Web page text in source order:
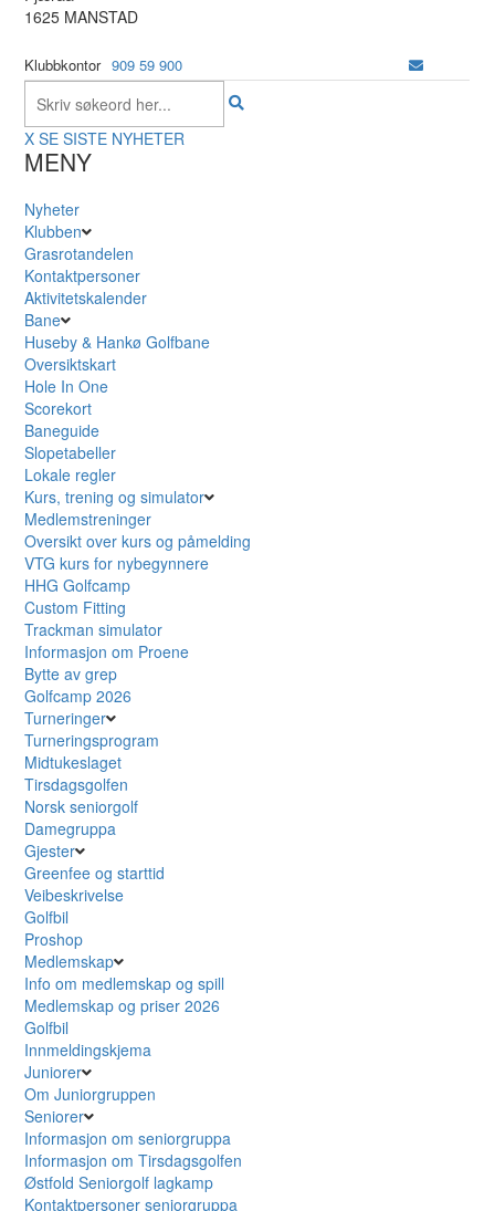
1625 MANSTAD
Klubbkontor 909 59 900
X SE SISTE NYHETER
MENY
Nyheter
Klubben
Grasrotandelen
Kontaktpersoner
Aktivitetskalender
Bane
Huseby & Hankø Golfbane
Oversiktskart
Hole In One
Scorekort
Baneguide
Slopetabeller
Lokale regler
Kurs, trening og simulator
Medlemstreninger
Oversikt over kurs og påmelding
VTG kurs for nybegynnere
HHG Golfcamp
Custom Fitting
Trackman simulator
Informasjon om Proene
Bytte av grep
Golfcamp 2026
Turneringer
Turneringsprogram
Midtukeslaget
Tirsdagsgolfen
Norsk seniorgolf
Damegruppa
Gjester
Greenfee og starttid
Veibeskrivelse
Golfbil
Proshop
Medlemskap
Info om medlemskap og spill
Medlemskap og priser 2026
Golfbil
Innmeldingskjema
Juniorer
Om Juniorgruppen
Seniorer
Informasjon om seniorgruppa
Informasjon om Tirsdagsgolfen
Østfold Seniorgolf lagkamp
Kontaktpersoner seniorgruppa